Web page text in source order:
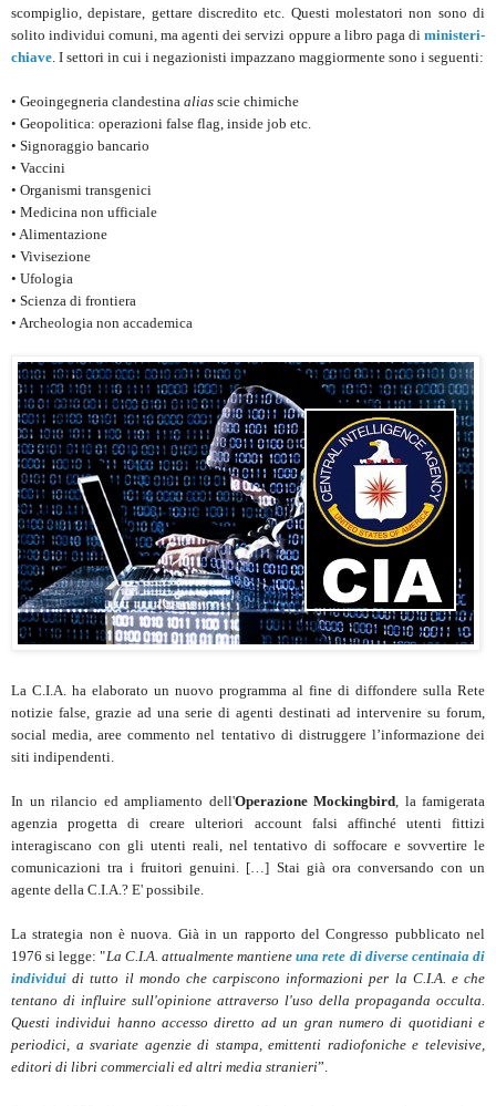
scompiglio, depistare, gettare discredito etc. Questi molestatori non sono di
solito individui comuni, ma agenti dei servizi oppure a libro paga di ministeri-
chiave . I settori in cui i negazionisti impazzano maggiormente sono i seguenti:
• Geoingegneria clandestina alias scie chimiche
• Geopolitica: operazioni false flag, inside job etc.
• Signoraggio bancario
• Vaccini
• Organismi transgenici
• Medicina non ufficiale
• Alimentazione
• Vivisezione
• Ufologia
• Scienza di frontiera
• Archeologia non accademica
La C.I.A. ha elaborato un nuovo programma al fine di diffondere sulla Rete
notizie false, grazie ad una serie di agenti destinati ad intervenire su forum,
social media, aree commento nel tentativo di distruggere l’informazione dei
siti indipendenti.
In un rilancio ed ampliamento dell'Operazione Mockingbird , la famigerata
agenzia progetta di creare ulteriori account falsi affinché utenti fittizi
interagiscano con gli utenti reali, nel tentativo di soffocare e sovvertire le
comunicazioni tra i fruitori genuini. […] Stai già ora conversando con un
agente della C.I.A.? E' possibile.
La strategia non è nuova. Già in un rapporto del Congresso pubblicato nel
1976 si legge: "La C.I.A. attualmente mantieneuna rete di diverse centinaia di
individui di tutto il mondo che carpiscono informazioni per la C.I.A. e che
tentano di influire sull'opinione attraverso l'uso della propaganda occulta.
Questi individui hanno accesso diretto ad un gran numero di quotidiani e
periodici, a svariate agenzie di stampa, emittenti radiofoniche e televisive,
editori di libri commerciali ed altri media stranieri”.